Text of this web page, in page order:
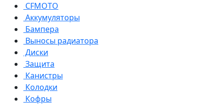
CFMOTO
Аккумуляторы
Бампера
Выносы радиатора
Диски
Защита
Канистры
Колодки
Кофры